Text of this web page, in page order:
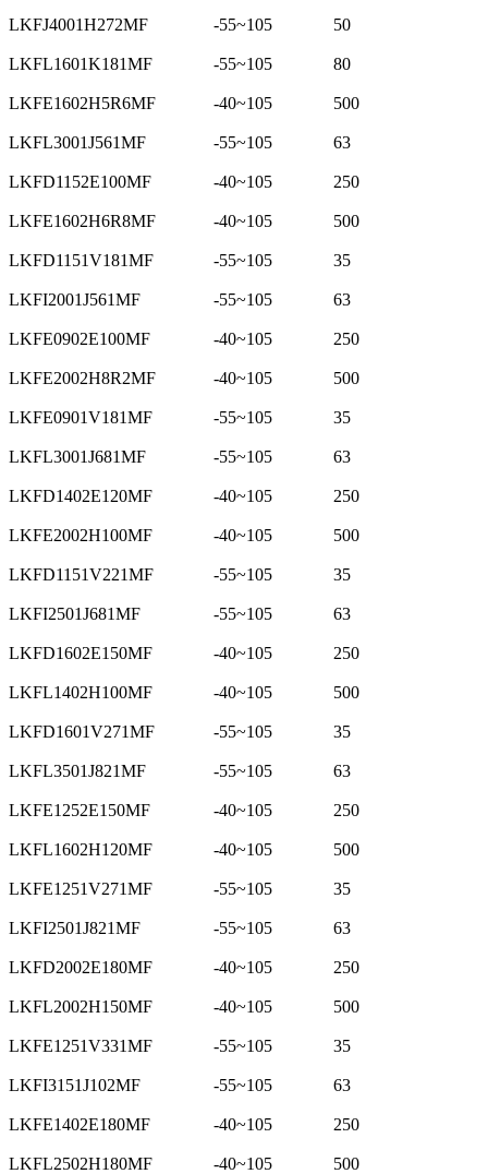
LKFJ4001H272MF -55~105 50
LKFL1601K181MF -55~105 80
LKFE1602H5R6MF -40~105 500
LKFL3001J561MF -55~105 63
LKFD1152E100MF -40~105 250
LKFE1602H6R8MF -40~105 500
LKFD1151V181MF -55~105 35
LKFI2001J561MF -55~105 63
LKFE0902E100MF -40~105 250
LKFE2002H8R2MF -40~105 500
LKFE0901V181MF -55~105 35
LKFL3001J681MF -55~105 63
LKFD1402E120MF -40~105 250
LKFE2002H100MF -40~105 500
LKFD1151V221MF -55~105 35
LKFI2501J681MF -55~105 63
LKFD1602E150MF -40~105 250
LKFL1402H100MF -40~105 500
LKFD1601V271MF -55~105 35
LKFL3501J821MF -55~105 63
LKFE1252E150MF -40~105 250
LKFL1602H120MF -40~105 500
LKFE1251V271MF -55~105 35
LKFI2501J821MF -55~105 63
LKFD2002E180MF -40~105 250
LKFL2002H150MF -40~105 500
LKFE1251V331MF -55~105 35
LKFI3151J102MF -55~105 63
LKFE1402E180MF -40~105 250
LKFL2502H180MF -40~105 500